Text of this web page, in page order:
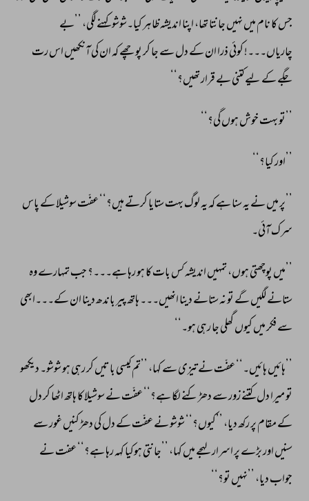
جس کا نام میں نہیں جانتا تھا، اپنا اندیشہ ظاہر کیا۔شوشو کہنے لگی، ’’بے
چاریاں۔۔۔! کوئی ذرا ان کے دل سے جا کر پوچھے کہ ان کی آنکھیں اس رت
جگے کے لیے کتنی بے قرار تھیں؟‘‘
’’تو بہت خوش ہوں گی؟‘‘
’’اور کیا؟‘‘
’’پر میں نے یہ سنا ہے کہ یہ لوگ بہت ستایا کرتے ہیں؟‘‘ عفّت سوشیلا کے پاس
سرک آئی۔
’’میں پوچھتی ہوں، تمہیں اندیشہ کس بات کا ہو رہا ہے۔۔۔؟ جب تمہارے وہ
ستانے لگیں گے تو نہ ستانے دینا انھیں۔۔۔ ہاتھ پیر باندھ دینا ان کے۔۔۔ابھی
سے فکر میں کیوں گھلی جا رہی ہو۔‘‘
’’ہائیں ہائیں۔‘‘ عفّت نے تیزی سے کہا، ’’تم کیسی باتیں کر رہی ہو شوشو۔ دیکھو
تو میرا دل کتنے زور سے دھڑکنے لگا ہے؟‘‘ عفّت نے سوشیلا کا ہاتھ اٹھا کر دل
کے مقام پر رکھ دیا، ’’کیوں؟‘‘ شوشو نے عفّت کے دل کی دھڑکنیں غور سے
سنیں اور بڑے پر اسرار لہجے میں کہا، ’’جانتی ہوکیا کہہ رہا ہے؟‘‘ عفت نے
جواب دیا، ’’نہیں تو؟‘‘